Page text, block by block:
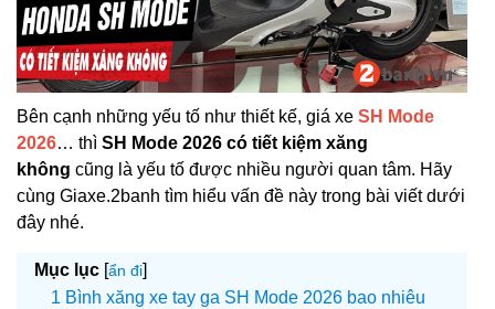
Bên cạnh những yếu tố như thiết kế, giá xe SH Mode
2026… thì SH Mode 2026 có tiết kiệm xăng
không cũng là yếu tố được nhiều người quan tâm. Hãy
cùng Giaxe.2banh tìm hiểu vấn đề này trong bài viết dưới
đây nhé.
Mục lục [ẩn đi]
Bình xăng xe tay ga SH Mode 2026 bao nhiêu